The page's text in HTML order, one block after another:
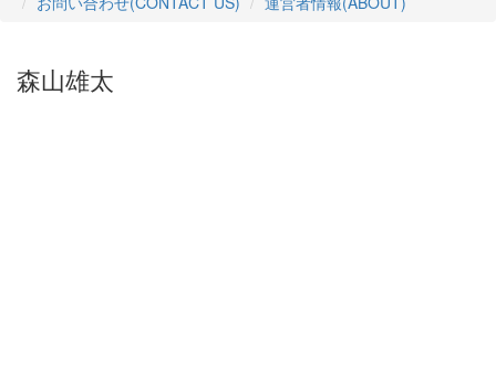
森山雄太